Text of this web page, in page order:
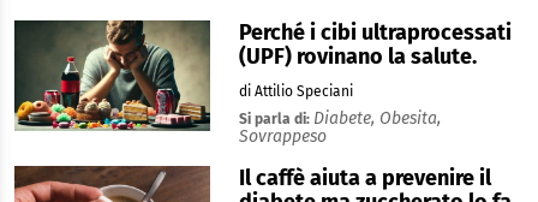
Perché i cibi ultraprocessati
(UPF) rovinano la salute.
di Attilio Speciani
Si parla di: Diabete, Obesita,
Sovrappeso
Il caffè aiuta a prevenire il